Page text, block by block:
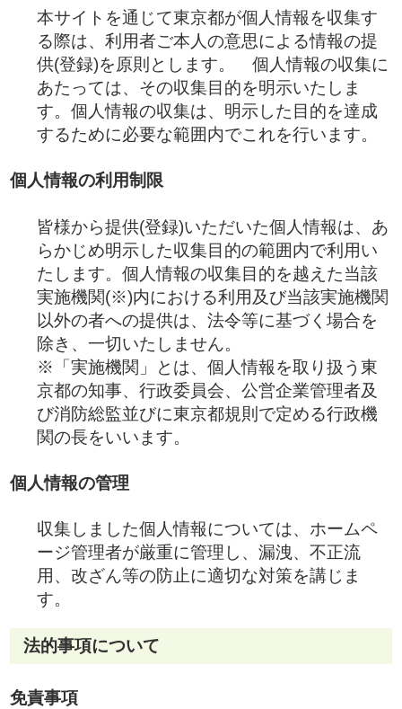
本サイトを通じて東京都が個人情報を収集す
る際は、利用者ご本人の意思による情報の提
供(登録)を原則とします。 個人情報の収集に
あたっては、その収集目的を明示いたしま
す。個人情報の収集は、明示した目的を達成
するために必要な範囲内でこれを行います。
個人情報の利用制限
皆様から提供(登録)いただいた個人情報は、あ
らかじめ明示した収集目的の範囲内で利用い
たします。個人情報の収集目的を越えた当該
実施機関(※)内における利用及び当該実施機関
以外の者への提供は、法令等に基づく場合を
除き、一切いたしません。
※「実施機関」とは、個人情報を取り扱う東
京都の知事、行政委員会、公営企業管理者及
び消防総監並びに東京都規則で定める行政機
関の長をいいます。
個人情報の管理
収集しました個人情報については、ホームペ
ージ管理者が厳重に管理し、漏洩、不正流
用、改ざん等の防止に適切な対策を講じま
す。
法的事項について
免責事項